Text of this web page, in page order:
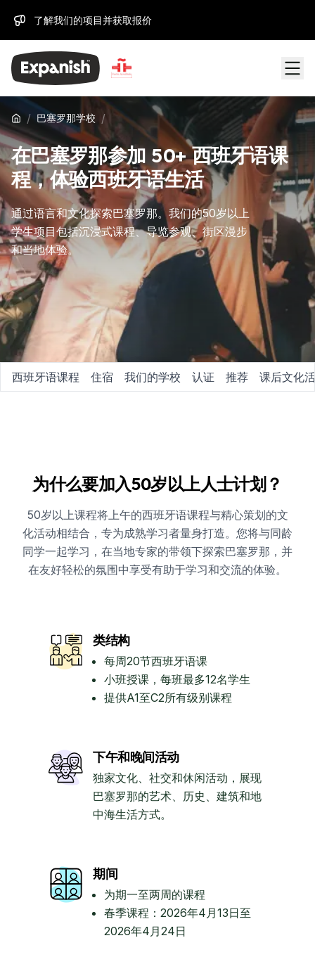
了解我们的项目并获取报价
/ 巴塞罗那学校 /
在巴塞罗那参加 50+ 西班牙语课
程，体验西班牙语生活
通过语言和文化探索巴塞罗那。我们的50岁以上
学生项目包括沉浸式课程、导览参观、街区漫步
和当地体验。
西班牙语课程 住宿 我们的学校 认证 推荐 课后文化
为什么要加入50岁以上人士计划？
50岁以上课程将上午的西班牙语课程与精心策划的文
化活动相结合，专为成熟学习者量身打造。您将与同龄
同学一起学习，在当地专家的带领下探索巴塞罗那，并
在友好轻松的氛围中享受有助于学习和交流的体验。
类结构
每周20节西班牙语课
小班授课，每班最多12名学生
提供A1至C2所有级别课程
下午和晚间活动
独家文化、社交和休闲活动，展现
巴塞罗那的艺术、历史、建筑和地
中海生活方式。
期间
为期一至两周的课程
春季课程：2026年4月13日至
2026年4月24日